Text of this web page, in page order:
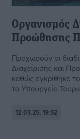
Οργανισμός
Προώθησης
Προχωρούν οι
Διαχείρισης και
καθώς εγκρίθηκε
το Υπουργείο
12.03.25, 19:52